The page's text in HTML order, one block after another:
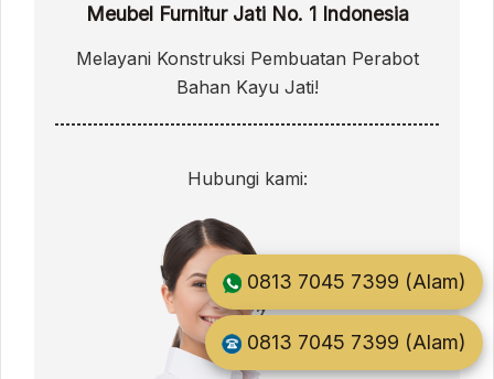
Meubel Furnitur Jati No. 1 Indonesia
Melayani Konstruksi Pembuatan Perabot
Bahan Kayu Jati!
Hubungi kami:
0813 7045 7399 (Alam)
0813 7045 7399 (Alam)